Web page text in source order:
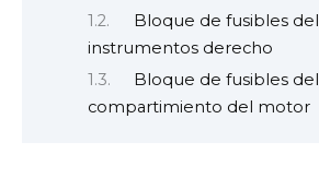
Bloque de fusibles
instrumentos derecho
Bloque de fusibles del
compartimiento del motor